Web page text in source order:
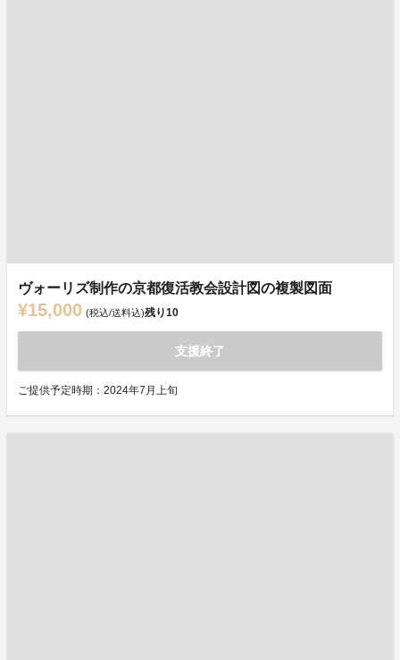
ヴォーリズ制作の京都復活教会設計図の複製図面
¥15,000 (税込/送料込)残り10
支援終了
ご提供予定時期：2024年7月上旬